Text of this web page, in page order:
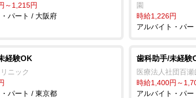
～1,215円
パート / 大阪府
園
時給1,226円
アルバイト・パ
経験OK
ニック
パート / 東京都
歯科助手/未経験
医療法人社団百瀬
時給1,400円～
アルバイト・パ